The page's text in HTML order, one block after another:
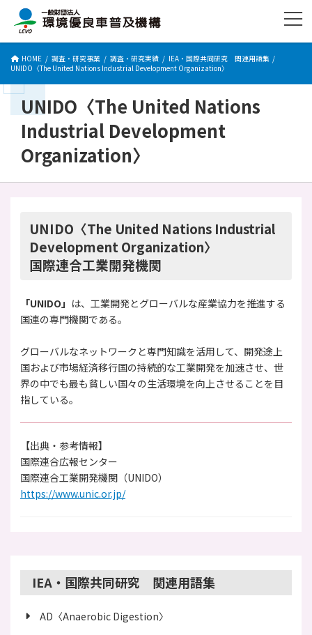
ス
ン
HOME 調査・研究事業 調査・研究実績
IEA・国際共同研究 関連用語集
UNIDO〈The United Nations Industrial Development Organization〉
UNIDO〈The United Nations
Industrial Development
Organization〉
UNIDO〈The United Nations Industrial
Development Organization〉
国際連合工業開発機関
「UNIDO」 は、工業開発とグローバルな産業協力を推進する
国連の専門機関である。
グローバルなネットワークと専門知識を活用して、開発途上
国および市場経済移行国の持続的な工業開発を加速させ、世
界の中でも最も貧しい国々の生活環境を向上させることを目
指している。
【出典・参考情報】
国際連合広報センター
国際連合工業開発機関（UNIDO）
https://www.unic.or.jp/
IEA・国際共同研究 関連用語集
AD〈Anaerobic Digestion〉